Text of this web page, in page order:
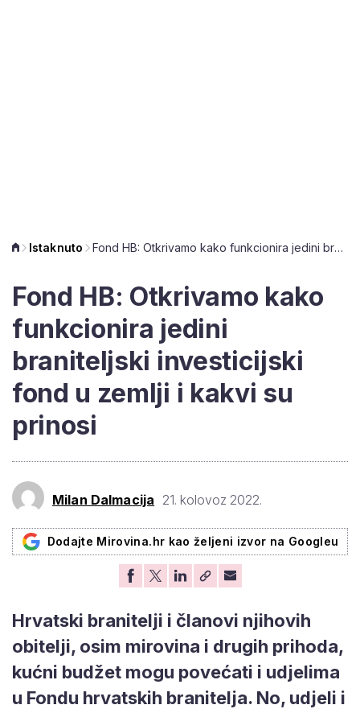
Istaknuto Fond HB: Otkrivamo kako funkcionira jedini braniteljski investicijski fond u zemlji i kakvi su prinosi
Fond HB: Otkrivamo kako
funkcionira jedini
braniteljski investicijski
fond u zemlji i kakvi su
prinosi
Milan Dalmacija 21. kolovoz 2022.
Dodajte Mirovina.hr kao željeni izvor na Googleu
Hrvatski branitelji i članovi njihovih
obitelji, osim mirovina i drugih prihoda,
kućni budžet mogu povećati i udjelima
u Fondu hrvatskih branitelja. No, udjeli i